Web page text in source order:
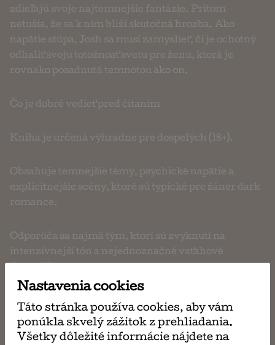
zdieľajú svoje najtemnejšie fantázie. Pritom
netušia, že sa k nim blíži skutočná hrozba. Ako
napätie stúpa, Josh sa musí zamyslieť, či je ochotný
odhaliť svoju totožnosť svetu pre ženu, ktorá je
rovnako posadnutá temnotou ako on.
Čo je dobré vedieť pred čítaním
Kniha je určená výhradne pre dospelých (18+).
Obsahuje temnejšie témy, psychické napätie a
explicitnejšie scény, ktoré sú typické pre žáner dark
romance.
Odporúča sa najmä tým, ktorí sú zvyknutí na
intenzívnejší tón a nejednoznačné vzťahové
Kniha sa požičiava štandardne na 14 kalendárnych
dní. Ak si prajete túto knihu (alebo aj ďalšie) požičať
na dlhšiu dobu, v košíku pri platení si vyberte z
Nastavenia cookies
Táto stránka používa cookies, aby vám
ponúkla skvelý zážitok z prehliadania.
Všetky dôležité informácie nájdete na